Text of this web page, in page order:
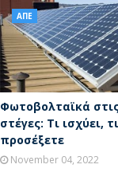
ΑΠΕ
Φωτοβολταϊκά
στέγες: Τι ισχύει,
προσέξετε
November 04, 2022